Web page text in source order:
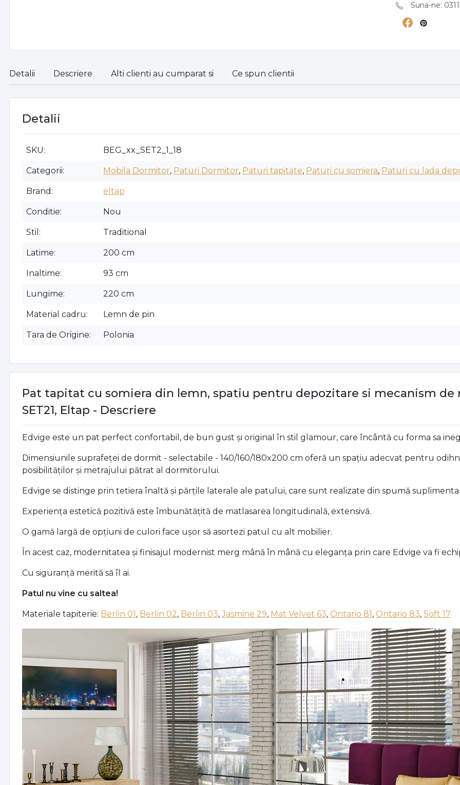
Suna-ne:
Detalii Descriere Alti clienti au cumparat si Ce spun clientii
Detalii
SKU BEG_xx_SET2_1_18
Categorii Mobila Dormitor, Paturi Dormitor, Paturi tapitate, Paturi cu somiera, Paturi cu lada
Brand eltap
Conditie Nou
Stil Traditional
Latime 200 cm
Inaltime 93 cm
Lungime 220 cm
Material cadru Lemn de pin
Tara de Origine Polonia
Pat tapitat cu somiera din lemn, spatiu pentru depozitare si mecanism de
SET21, Eltap - Descriere
Edvige este un pat perfect confortabil, de bun gust și original în stil glamour, care încântă cu forma sa
Dimensiunile suprafeței de dormit - selectabile - 140/160/180x200 cm oferă un spațiu adecvat pentru
posibilităților și metrajului pătrat al dormitorului.
Edvige se distinge prin tetiera înaltă și părțile laterale ale patului, care sunt realizate din spumă
Experiența estetică pozitivă este îmbunătățită de matlasarea longitudinală, extensivă.
O gamă largă de opțiuni de culori face ușor să asortezi patul cu alt mobilier.
În acest caz, modernitatea și finisajul modernist merg mână în mână cu eleganța prin care Edvige va fi
Cu siguranță merită să îl ai.
Patul nu vine cu saltea!
Materiale tapiterie: Berlin 01 , Berlin 02, Berlin 03,Jasmine 29, Mat Velvet 63, Ontario 81 , Ontario 83, Soft 17